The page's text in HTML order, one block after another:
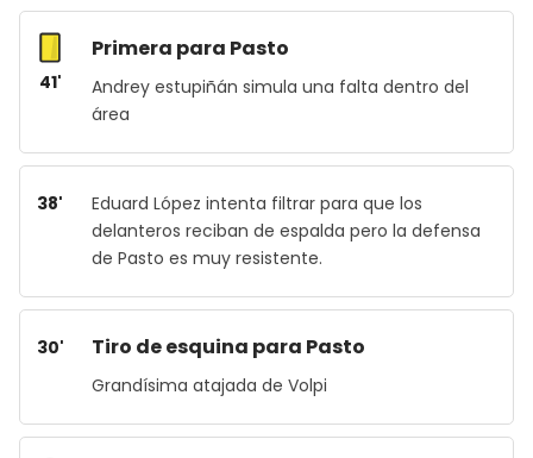
41'
Primera para Pasto
Andrey estupiñán simula una falta dentro del
área
38'
Eduard López intenta filtrar para que los
delanteros reciban de espalda pero la defensa
de Pasto es muy resistente.
30' Tiro de esquina para Pasto
Grandísima atajada de Volpi